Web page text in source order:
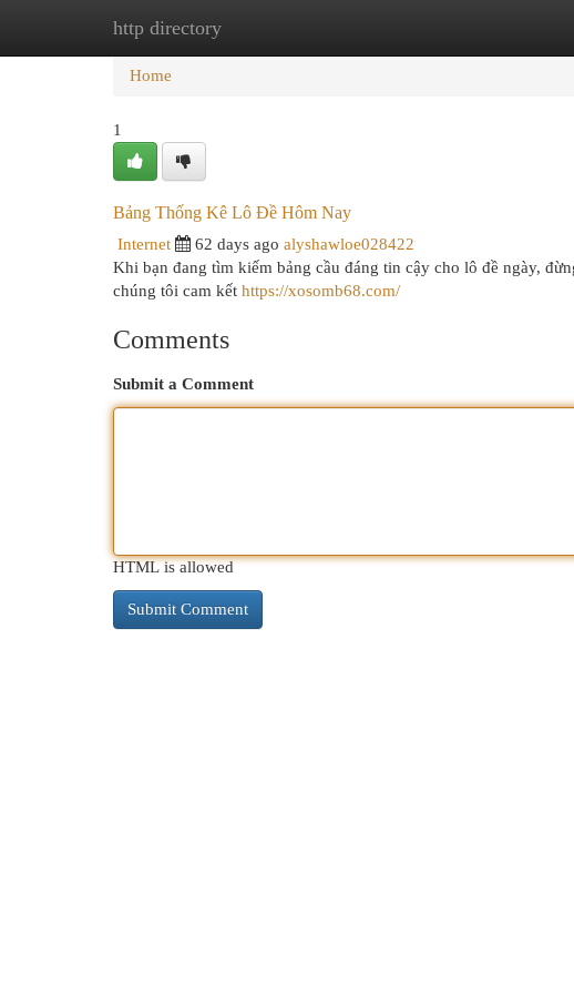
http directory
Home
Home
1
Bảng Thống Kê Lô Đề Hôm Nay
Internet 62 days ago alyshawloe028422
Khi bạn đang tìm kiếm bảng cầu đáng tin cậy cho lô đề ngày,
chúng tôi cam kết https://xosomb68.com/
Comments
Submit a Comment
HTML is allowed